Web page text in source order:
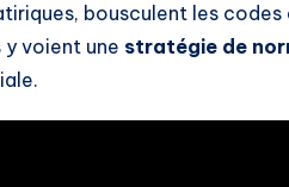
bousculent les
y voient une stratégie de